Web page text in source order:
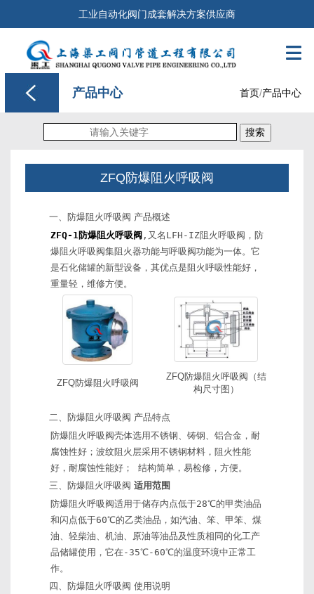
工业自动化阀门成套解决方案供应商

产品中心 首页/产品中心
搜索
ZFQ防爆阻火呼吸阀
一、 防爆阻火呼吸阀 产品概述
ZFQ-1防爆阻火呼吸阀 ,又名LFH-IZ阻火呼吸阀，防
爆阻火呼吸阀集阻火器功能与呼吸阀功能为一体。它
是石化储罐的新型设备，其优点是阻火呼吸性能好，
重量轻，维修方便。
ZFQ防爆阻火呼吸阀
ZFQ防爆阻火呼吸阀（结
构尺寸图）
二、 防爆阻火呼吸阀 产品特点
防爆阻火呼吸阀壳体选用不锈钢、铸钢、铝合金，耐
腐蚀性好；波纹阻火层采用不锈钢材料，阻火性能
好，耐腐蚀性能好； 结构简单，易检修，方便。
三、防爆阻火呼吸阀 适用范围
防爆阻火呼吸阀适用于储存内点低于28℃的甲类油品
和闪点低于60℃的乙类油品，如汽油、笨、甲笨、煤
油、轻柴油、机油、原油等油品及性质相同的化工产
品储罐使用，它在-35℃-60℃的温度环境中正常工
作。
四、防爆阻火呼吸阀 使用说明